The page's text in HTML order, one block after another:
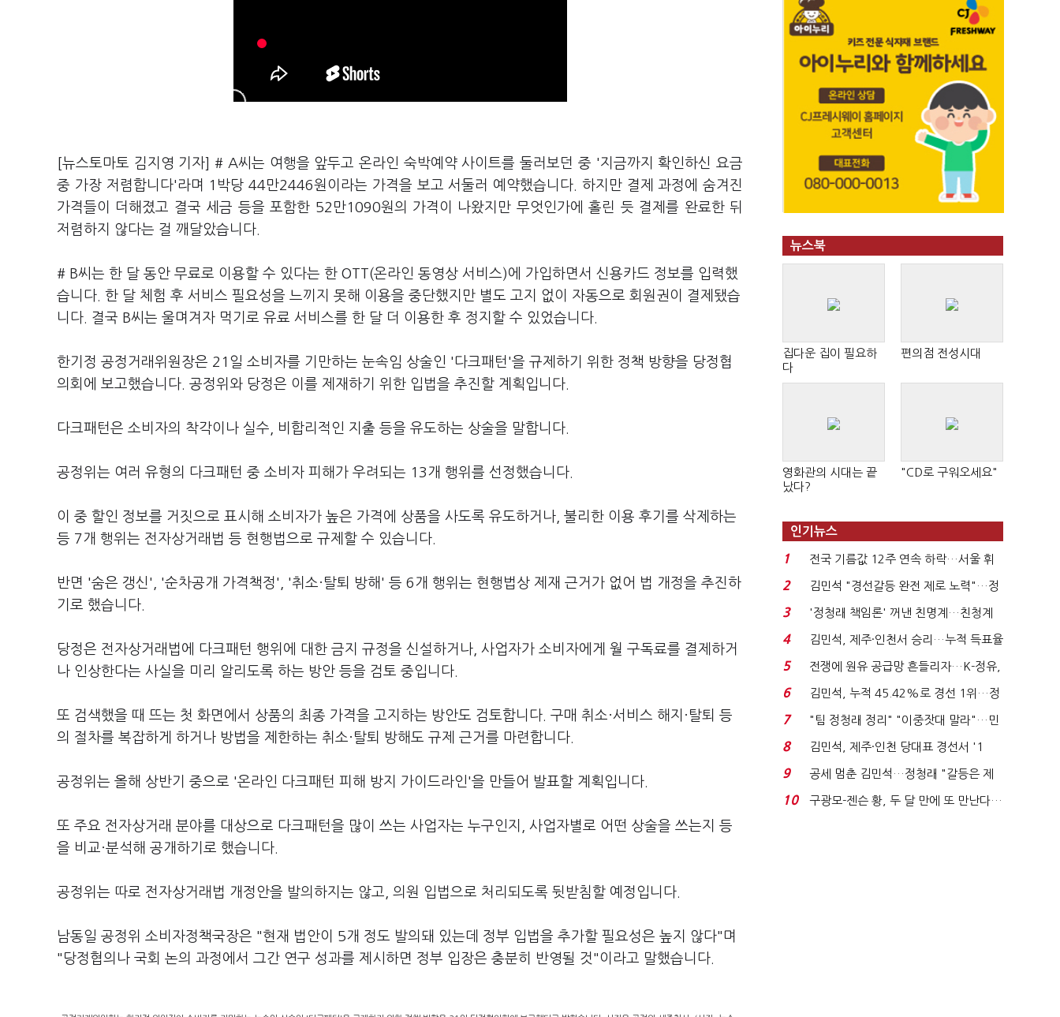
[뉴스토마토 김지영 기자] # A씨는 여행을 앞두고 온라인 숙박예약 사이트를 둘러보던 중 '지금까지 확인하신 요금
중 가장 저렴합니다'라며 1박당 44만2446원이라는 가격을 보고 서둘러 예약했습니다. 하지만 결제 과정에 숨겨진
가격들이 더해졌고 결국 세금 등을 포함한 52만1090원의 가격이 나왔지만 무엇인가에 홀린 듯 결제를 완료한 뒤
저렴하지 않다는 걸 깨달았습니다.
# B씨는 한 달 동안 무료로 이용할 수 있다는 한 OTT(온라인 동영상 서비스)에 가입하면서 신용카드 정보를 입력했
습니다. 한 달 체험 후 서비스 필요성을 느끼지 못해 이용을 중단했지만 별도 고지 없이 자동으로 회원권이 결제됐습
니다. 결국 B씨는 울며겨자 먹기로 유료 서비스를 한 달 더 이용한 후 정지할 수 있었습니다.
한기정 공정거래위원장은 21일 소비자를 기만하는 눈속임 상술인 '다크패턴'을 규제하기 위한 정책 방향을 당정협
의회에 보고했습니다. 공정위와 당정은 이를 제재하기 위한 입법을 추진할 계획입니다.
다크패턴은 소비자의 착각이나 실수, 비합리적인 지출 등을 유도하는 상술을 말합니다.
공정위는 여러 유형의 다크패턴 중 소비자 피해가 우려되는 13개 행위를 선정했습니다.
이 중 할인 정보를 거짓으로 표시해 소비자가 높은 가격에 상품을 사도록 유도하거나, 불리한 이용 후기를 삭제하는
등 7개 행위는 전자상거래법 등 현행법으로 규제할 수 있습니다.
반면 '숨은 갱신', '순차공개 가격책정', '취소·탈퇴 방해' 등 6개 행위는 현행법상 제재 근거가 없어 법 개정을 추진하
기로 했습니다.
당정은 전자상거래법에 다크패턴 행위에 대한 금지 규정을 신설하거나, 사업자가 소비자에게 월 구독료를 결제하거
나 인상한다는 사실을 미리 알리도록 하는 방안 등을 검토 중입니다.
또 검색했을 때 뜨는 첫 화면에서 상품의 최종 가격을 고지하는 방안도 검토합니다. 구매 취소·서비스 해지·탈퇴 등
의 절차를 복잡하게 하거나 방법을 제한하는 취소·탈퇴 방해도 규제 근거를 마련합니다.
공정위는 올해 상반기 중으로 '온라인 다크패턴 피해 방지 가이드라인'을 만들어 발표할 계획입니다.
또 주요 전자상거래 분야를 대상으로 다크패턴을 많이 쓰는 사업자는 누구인지, 사업자별로 어떤 상술을 쓰는지 등
을 비교·분석해 공개하기로 했습니다.
공정위는 따로 전자상거래법 개정안을 발의하지는 않고, 의원 입법으로 처리되도록 뒷받침할 예정입니다.
남동일 공정위 소비자정책국장은 "현재 법안이 5개 정도 발의돼 있는데 정부 입법을 추가할 필요성은 높지 않다"며
"당정협의나 국회 논의 과정에서 그간 연구 성과를 제시하면 정부 입장은 충분히 반영될 것"이라고 말했습니다.
뉴스북
집다운 집이 필요하
다
편의점 전성시대
영화관의 시대는 끝
났다?
"CD로 구워오세요"
인기뉴스
1
전국 기름값 12주 연속 하락…서울 휘
발윳값 1909원...
2
김민석 "경선갈등 완전 제로 노력"…정
청래 "반명 공세 사...
3
'정청래 책임론' 꺼낸 친명계…친청계
는 추가투표 때리기...
4
김민석, 제주·인천서 승리…누적 득표율
'1위 탈환'(종합)...
5
전쟁에 원유 공급망 흔들리자…K-정유,
에너지안보 핵심...
6
김민석, 누적 45.42%로 경선 1위…정
청래와 격차 0.86%p(...
7
"팀 정청래 정리" "이중잣대 말라"…민
주 최고위원 계파 다...
8
김민석, 제주·인천 당대표 경선서 '1
위'(1보)...
9
공세 멈춘 김민석…정청래 "갈등은 제
가 수습"
10
구광모-젠슨 황, 두 달 만에 또 만난다…